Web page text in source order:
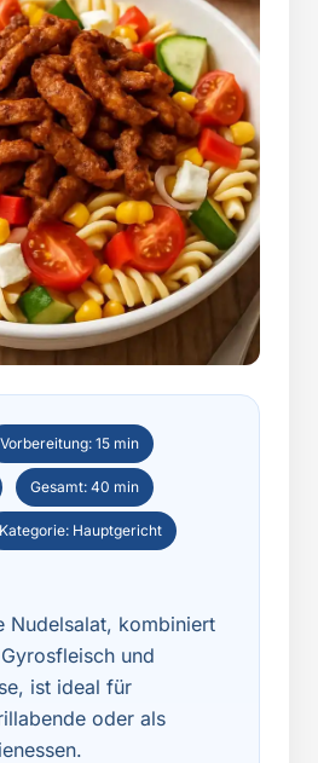
Vorbereitung: 15 min
Gesamt: 40 min
Kategorie: Hauptgericht
Nudelsalat, kombiniert
und
ist ideal für
oder als